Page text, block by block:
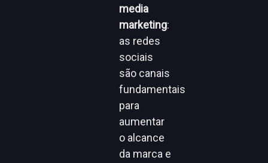
media
marketing:
as redes
sociais
são canais
fundamentais
para
aumentar
o alcance
da marca e